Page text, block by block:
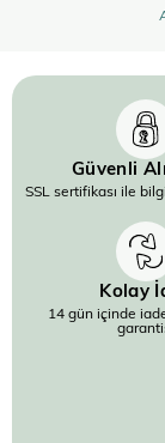
Güvenli
SSL sertifikası ile
Kolay
14 gün içinde